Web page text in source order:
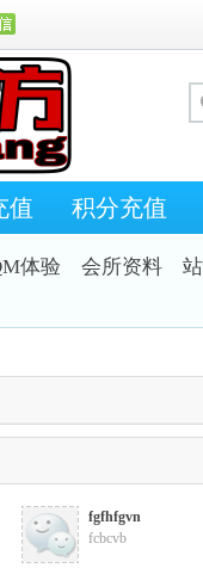
值 积分充值
体验 会所资料
fgfhfgvn
fcbcvb